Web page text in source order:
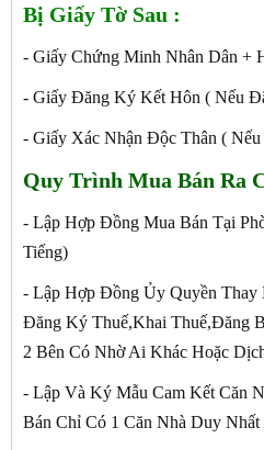
Bị Giấy Tờ Sau :
- Giấy Chứng Minh Nhân Dân +
- Giấy Đăng Ký Kết Hôn ( Nếu
- Giấy Xác Nhận Độc Thân (
Quy Trình Mua Bán Ra
- Lập Hợp Đồng Mua Bán Tại
Tiếng)
- Lập Hợp Đồng Ủy Quyền Thay
Đăng Ký Thuế,Khai
2 Bên Có Nhờ Ai Khác Hoặc
- Lập Và Ký Mẫu Cam Kết Căn
Bán Chỉ Có 1 Căn Nhà Duy